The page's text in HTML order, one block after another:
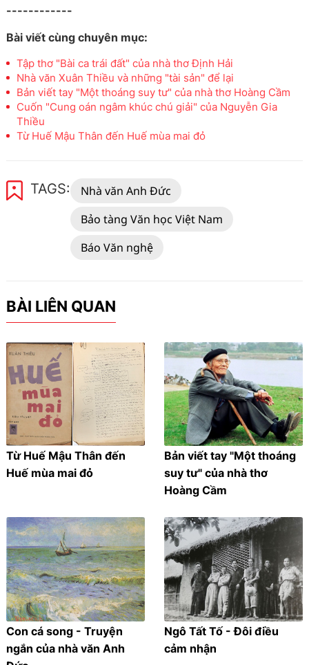
------------
Bài viết cùng chuyên mục:
Tập thơ "Bài ca trái đất" của nhà thơ Định Hải
Nhà văn Xuân Thiều và những "tài sản" để lại
Bản viết tay "Một thoáng suy tư" của nhà thơ Hoàng Cầm
Cuốn "Cung oán ngâm khúc chú giải" của Nguyễn Gia
Thiều
Từ Huế Mậu Thân đến Huế mùa mai đỏ
TAGS:
Nhà văn Anh Đức
Bảo tàng Văn học Việt Nam
Báo Văn nghệ
BÀI LIÊN QUAN
Từ Huế Mậu Thân đến
Huế mùa mai đỏ
Bản viết tay "Một thoáng
suy tư" của nhà thơ
Hoàng Cầm
Con cá song - Truyện
ngắn của nhà văn Anh
Ngô Tất Tố - Đôi điều
cảm nhận